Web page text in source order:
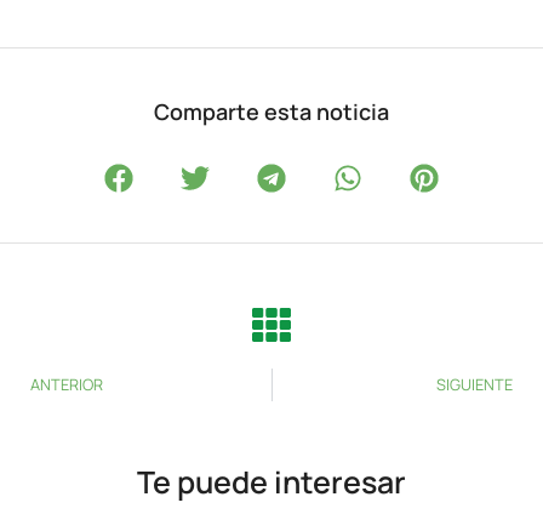
Comparte esta noticia
ANTERIOR SIGUIENTE
Te puede interesar